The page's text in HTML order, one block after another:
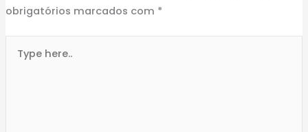
obrigatórios marcados com *
here..